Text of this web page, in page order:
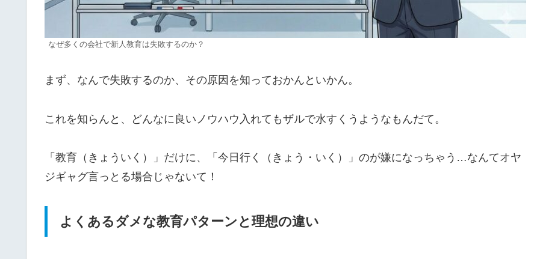
なぜ多くの会社で新人教育は失敗するのか？
まず、なんで失敗するのか、その原因を知っておかんといかん。
これを知らんと、どんなに良いノウハウ入れてもザルで水すくうようなもんだて。
「教育（きょういく）」だけに、「今日行く（きょう・いく）」のが嫌になっちゃう…なんてオヤ
ジギャグ言っとる場合じゃないて！
よくあるダメな教育パターンと理想の違い